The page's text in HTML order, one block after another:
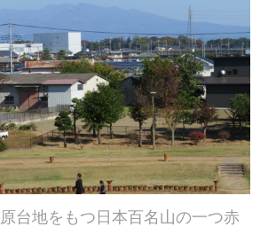
台地をもつ日本百名山の一つ赤